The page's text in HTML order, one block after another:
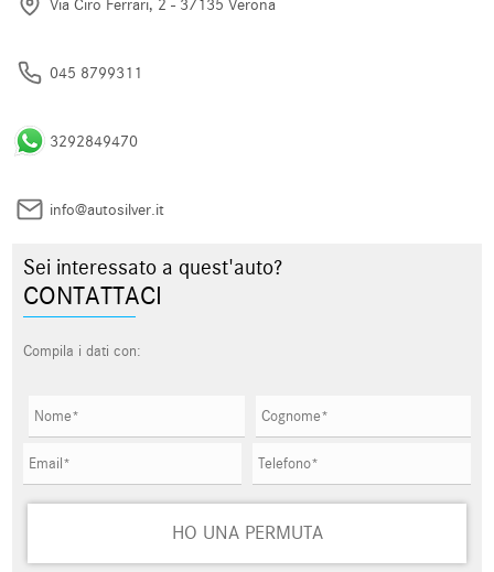
Via Ciro Ferrari, 2 - 37135 Verona
045 8799311
3292849470
info@autosilver.it
Sei interessato a quest'auto?
CONTATTACI
Compila i dati con:
HO UNA PERMUTA